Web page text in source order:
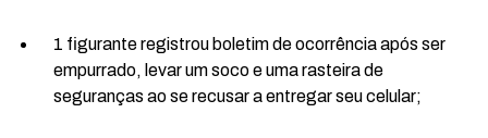
1 figurante registrou boletim de ocorrência após ser
empurrado, levar um soco e uma rasteira de
seguranças ao se recusar a entregar seu celular;